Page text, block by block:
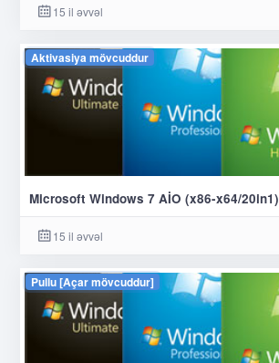
15 il əvvəl
Aktivasiya mövcuddur
Microsoft Windows 7 AİO (x86-x64/20in1)
15 il əvvəl
Pullu [Açar mövcuddur]